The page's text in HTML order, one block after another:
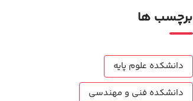
برچسب ها
دانشکده علوم پایه
دانشکده فنی و مهندسی